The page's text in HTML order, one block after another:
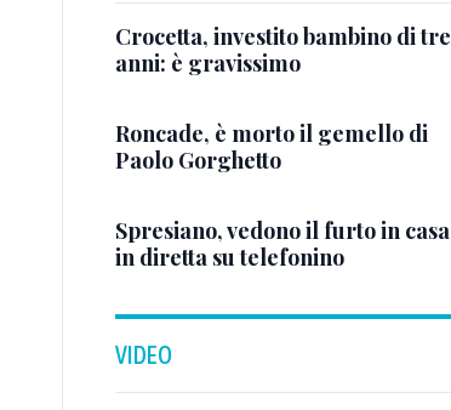
Crocetta, investito bambino di tre
anni: è gravissimo
Roncade, è morto il gemello di
Paolo Gorghetto
Spresiano, vedono il furto in casa
in diretta su telefonino
VIDEO